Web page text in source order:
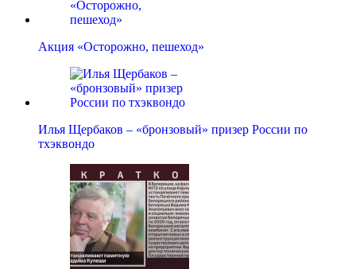
Акция «Осторожно, пешеход»
Илья Щербаков – «бронзовый» призер России по
тхэквондо